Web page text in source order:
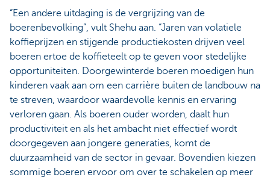
“Een andere uitdaging is de vergrijzing van de
boerenbevolking”, vult Shehu aan. “Jaren van volatiele
koffieprijzen en stijgende productiekosten drijven veel
boeren ertoe de koffieteelt op te geven voor stedelijke
opportuniteiten. Doorgewinterde boeren moedigen hun
kinderen vaak aan om een carrière buiten de landbouw na
te streven, waardoor waardevolle kennis en ervaring
verloren gaan. Als boeren ouder worden, daalt hun
productiviteit en als het ambacht niet effectief wordt
doorgegeven aan jongere generaties, komt de
duurzaamheid van de sector in gevaar. Bovendien kiezen
sommige boeren ervoor om over te schakelen op meer